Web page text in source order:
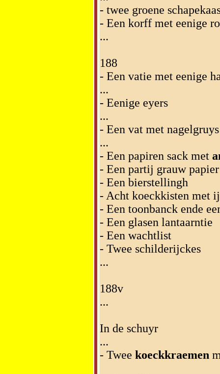
- twee groene
- Een korff met eenige
...
188
- Een vatie met eenige
...
- Eenige eyers
...
- Een vat met nagelgruys
...
- Een papiren sack met
- Een partij grauw papier
- Een bierstellingh
- Acht koeckkisten met
- Een toonbanck ende
- Een glasen lantaarntie
- Een wachtlist
- Twee schilderijckes
...
188v
...
In de schuyr
...
- Twee koeckkraemen